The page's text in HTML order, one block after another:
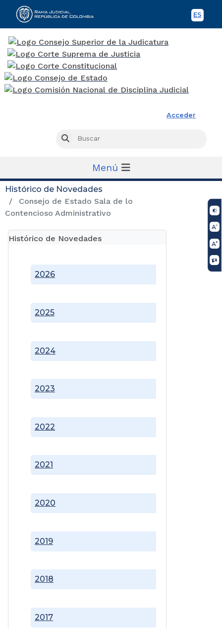
ES
Acceder
Buscar
Menú
Histórico de Novedades
Consejo de Estado Sala de lo
Contencioso Administrativo
Histórico de Novedades
2017
2018
2019
2020
2021
2022
2023
2024
2025
2026